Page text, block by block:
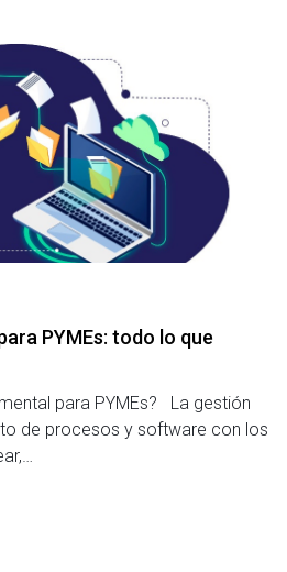
PYMEs: todo lo que
para PYMEs? La gestión
de procesos y software con los